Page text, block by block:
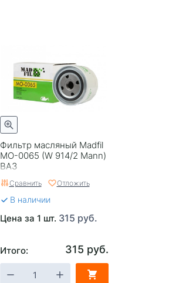
Фильтр масляный Madfil
MO-0065 (W 914/2 Mann)
ВАЗ
Сравнить Отложить
В наличии
Цена за 1 шт. 315 руб.
Итого: 315 руб.